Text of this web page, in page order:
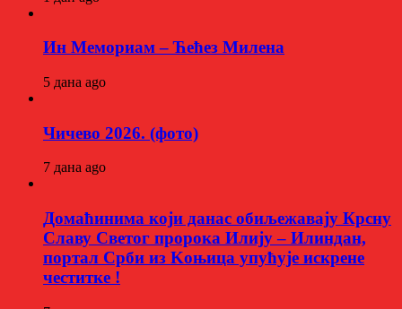
Ин Мемориам – Ћећез Милена
5 дана ago
Чичево 2026. (фото)
7 дана ago
Домаћинима који данас обиљежавају Крсну
Славу Светог пророка Илију – Илиндан,
портал Срби из Kоњица упућује искрене
честитке !